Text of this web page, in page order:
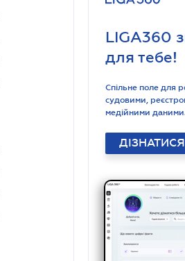
LIGA360
для тебе!
Спільне поле для
судовими,
медійними